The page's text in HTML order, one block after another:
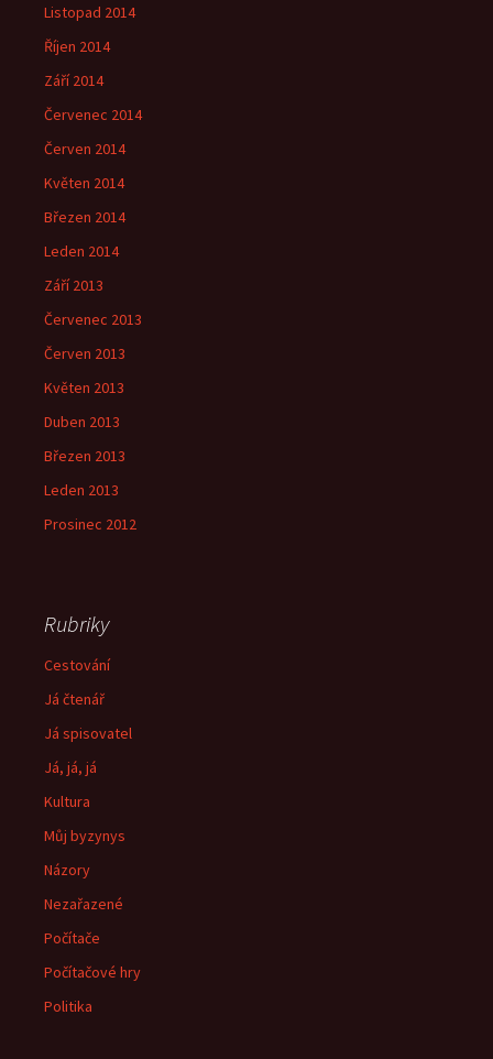
Listopad 2014
Říjen 2014
Září 2014
Červenec 2014
Červen 2014
Květen 2014
Březen 2014
Leden 2014
Září 2013
Červenec 2013
Červen 2013
Květen 2013
Duben 2013
Březen 2013
Leden 2013
Prosinec 2012
Rubriky
Cestování
Já čtenář
Já spisovatel
Já, já, já
Kultura
Můj byzynys
Názory
Nezařazené
Počítače
Počítačové hry
Politika